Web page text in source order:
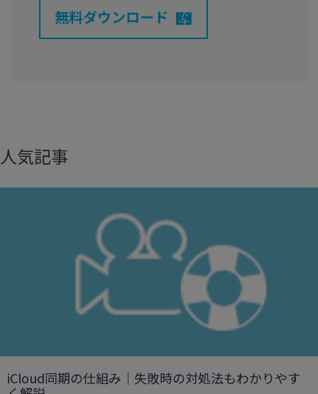
無料ダウンロード
人気記事
iCloud同期の仕組み｜失敗時の対処法もわかりやす